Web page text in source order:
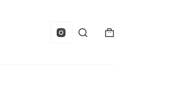
Panier